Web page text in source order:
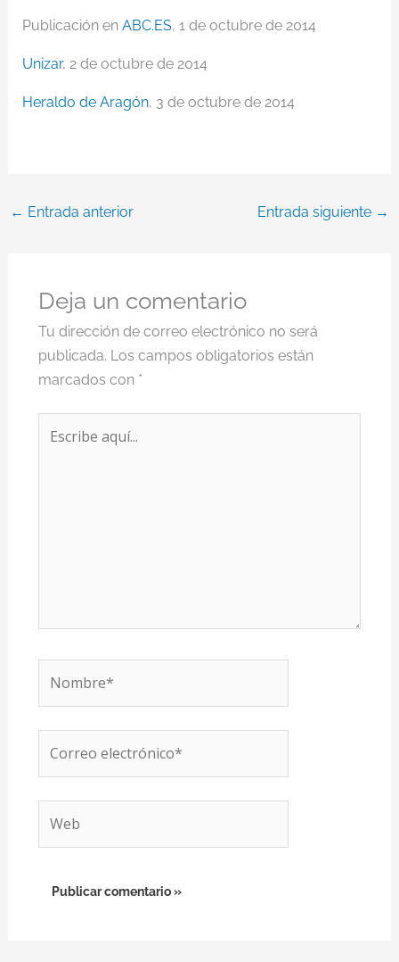
Publicación en ABC.ES, 1 de octubre de 2014
Unizar, 2 de octubre de 2014
Heraldo de Aragón, 3 de octubre de 2014
← Entrada anterior Entrada siguiente →
Deja un comentario
Tu dirección de correo electrónico no será
publicada. Los campos obligatorios están
marcados con *